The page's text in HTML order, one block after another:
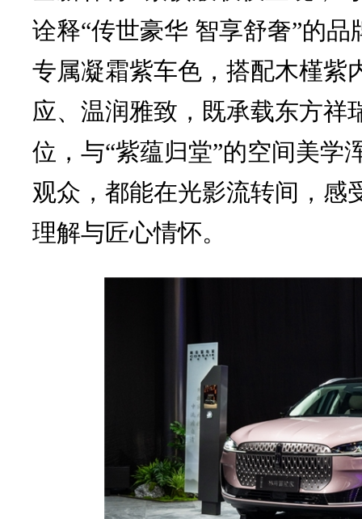
诠释“传世豪华 智享舒奢”的
专属凝霜紫车色，搭配木槿紫
应、温润雅致，既承载东方祥
位，与“紫蕴归堂”的空间美学
观众，都能在光影流转间，感
理解与匠心情怀。